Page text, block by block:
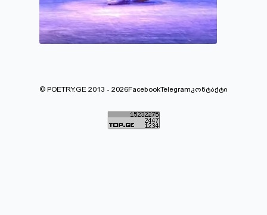
© POETRY.GE 2013 - 2026FacebookTelegramკონტაქტი